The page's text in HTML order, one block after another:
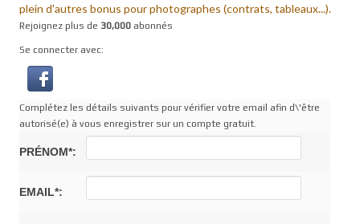
plein d'autres bonus pour photographes (contrats, tableaux...).
Rejoignez plus de 30,000 abonnés
Se connecter avec:
Complétez les détails suivants pour vérifier votre email afin d\'être
autorisé(e) à vous enregistrer sur un compte gratuit.
PRÉNOM*:
EMAIL*: